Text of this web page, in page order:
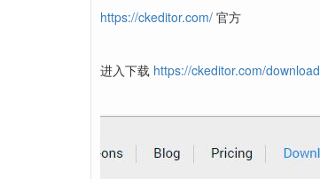
https://ckeditor.com/ 官方
进入下载 https://ckeditor.com/download